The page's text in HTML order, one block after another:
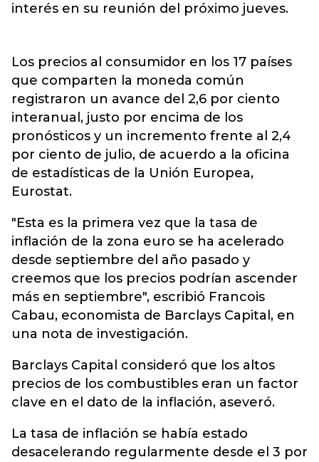
interés en su reunión del próximo jueves.
Los precios al consumidor en los 17 países
que comparten la moneda común
registraron un avance del 2,6 por ciento
interanual, justo por encima de los
pronósticos y un incremento frente al 2,4
por ciento de julio, de acuerdo a la oficina
de estadísticas de la Unión Europea,
Eurostat.
"Esta es la primera vez que la tasa de
inflación de la zona euro se ha acelerado
desde septiembre del año pasado y
creemos que los precios podrían ascender
más en septiembre", escribió Francois
Cabau, economista de Barclays Capital, en
una nota de investigación.
Barclays Capital consideró que los altos
precios de los combustibles eran un factor
clave en el dato de la inflación, aseveró.
La tasa de inflación se había estado
desacelerando regularmente desde el 3 por